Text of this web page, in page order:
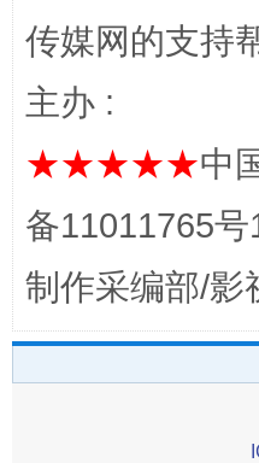
东山县通报“牛蛙产品抗
传媒网的支持
主办 :
★★★★★中
备11011765
制作采编部/影